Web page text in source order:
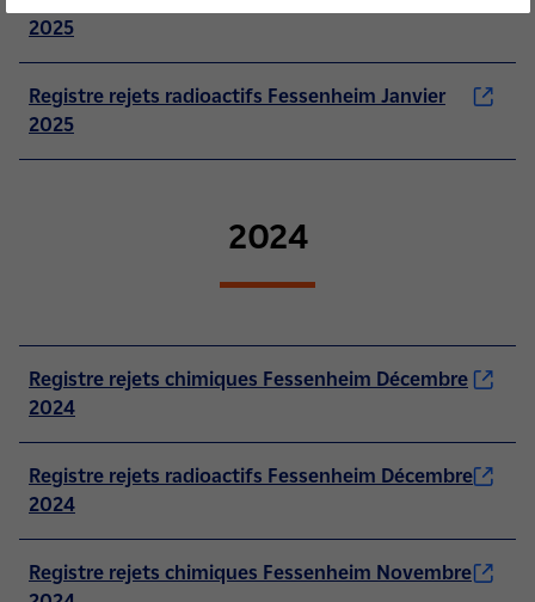
2025
Registre rejets radioactifs Fessenheim Janvier
2025
2024
Registre rejets chimiques Fessenheim Décembre
2024
Registre rejets radioactifs Fessenheim Décembre
2024
Registre rejets chimiques Fessenheim Novembre